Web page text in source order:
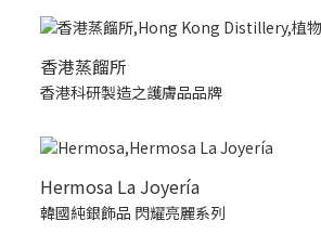
香港蒸餾所
香港科研製造之護膚品品牌
Hermosa La Joyería
韓國純銀飾品 閃耀亮麗系列